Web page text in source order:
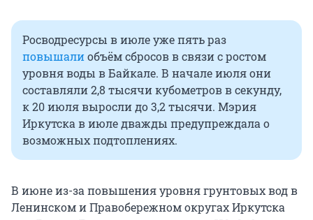
Росводресурсы в июле уже пять раз
повышалиобъём сбросов в связи с ростом
уровня воды в Байкале. В начале июля они
составляли 2,8 тысячи кубометров в секунду,
к 20 июля выросли до 3,2 тысячи. Мэрия
Иркутска в июле дважды предупреждала о
возможных подтоплениях.
В июне из-за повышения уровня грунтовых вод в
Ленинском и Правобережном округах Иркутска